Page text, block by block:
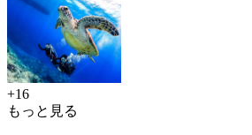
+16
もっと見る